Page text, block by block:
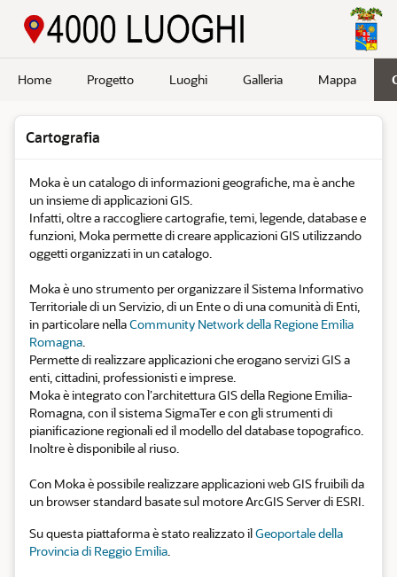
Home Progetto Luoghi Galleria Mappa
Cartografia
Moka è un catalogo di informazioni geografiche, ma è anche
un insieme di applicazioni GIS.
Infatti, oltre a raccogliere cartografie, temi, legende, database e
funzioni, Moka permette di creare applicazioni GIS utilizzando
oggetti organizzati in un catalogo.
Moka è uno strumento per organizzare il Sistema Informativo
Territoriale di un Servizio, di un Ente o di una comunità di Enti,
in particolare nellaCommunity Network della Regione Emilia
Romagna.
Permette di realizzare applicazioni che erogano servizi GIS a
enti, cittadini, professionisti e imprese.
Moka è integrato con l’architettura GIS della Regione Emilia-
Romagna, con il sistema SigmaTer e con gli strumenti di
pianificazione regionali ed il modello del database topografico.
Inoltre è disponibile al riuso.
Con Moka è possibile realizzare applicazioni web GIS fruibili da
un browser standard basate sul motore ArcGIS Server di ESRI.
Su questa piattaforma è stato realizzato ilGeoportale della
Provincia di Reggio Emilia.